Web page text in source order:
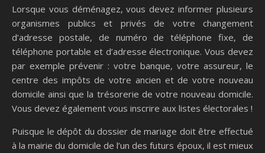
Lorsque vous déménagez, vous devez informer plusieurs
organismes publics et privés de votre changement
d’adresse postale, de numéro de téléphone fixe, de
téléphone portable et d’adresse électronique. Vous devez
par exemple prévenir : votre banque, votre assureur, le
centre des impôts de votre ancien et de votre nouveau
domicile ainsi que la trésorerie de votre nouveau domicile.
Vous devez également vous inscrire aux listes électorales !
Puisque le dépôt du dossier de mariage doit être effectué
à la mairie du domicile de l’un des futurs époux, il est mieux